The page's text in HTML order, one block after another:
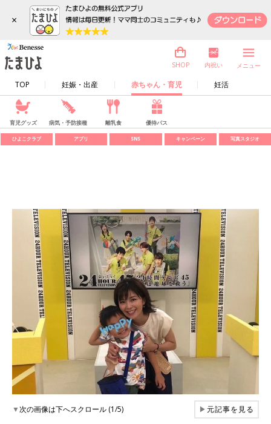
×
TOP 妊娠・出産 赤ちゃん・育児 妊活
SHOP 内祝い メニュー
育児グッズ 病気・予防接種 離乳食 優待パス
ひよこクラブ アプリ SNS キャンペーン 写真スタジオ
▼次の画像は下へスクロール (1/5) ▶元記事を見る